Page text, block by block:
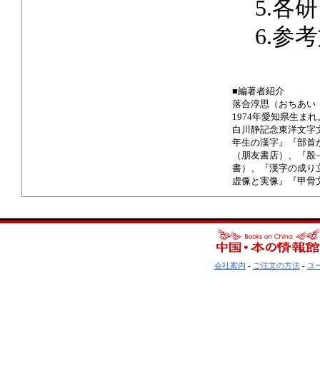
5.各研
6.参
■編著者紹介
落合淳思（おちあ
1974年愛知県生ま
白川静記念東洋文字
年生の漢字』『部首
（朋友書店）、『
書）、『漢字の成り
虚像と実像』『甲骨
会社案内 - ご注文の方法- ユ